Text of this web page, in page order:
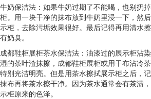
牛奶保洁法：如果牛奶过期了不能喝，也别扔
柜。用一块干净的抹布放到牛奶里浸一下，然
示柜，去除污垢效果很好。最后记得再用清水
有奶臭。
成都鞋柜展柜茶水保洁法：油漆过的展示柜沾
湿的茶叶渣抹擦，成都鞋柜展柜或用干布沾冷
特别光洁明亮。但是用茶水擦拭展示柜之后，
抹布再将茶水擦干净。因为茶水通常会有茶渍
示柜原来的色泽。